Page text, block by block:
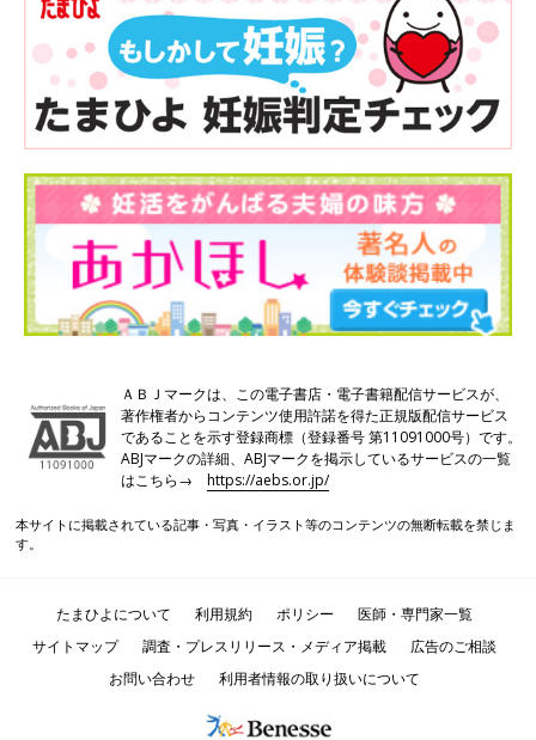
ＡＢＪマークは、この電子書店・電子書籍配信サービスが、
著作権者からコンテンツ使用許諾を得た正規版配信サービス
であることを示す登録商標（登録番号 第11091000号）です。
ABJマークの詳細、ABJマークを掲示しているサービスの一覧
はこちら→https://aebs.or.jp/
本サイトに掲載されている記事・写真・イラスト等のコンテンツの無断転載を禁じま
す。
たまひよについて 利用規約 ポリシー
医師・専門家一覧
サイトマップ
調査・プレスリリース・メディア掲載
広告のご相談
お問い合わせ
利用者情報の取り扱いについて